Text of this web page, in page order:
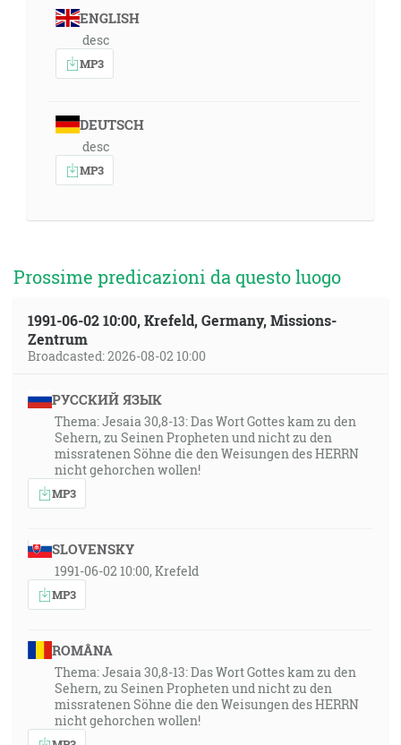
ENGLISH
desc
MP3
DEUTSCH
desc
MP3
Prossime predicazioni da questo luogo
1991-06-02 10:00, Krefeld, Germany, Missions-
Zentrum
Broadcasted: 2026-08-02 10:00
РУССКИЙ ЯЗЫК
Thema: Jesaia 30,8-13: Das Wort Gottes kam zu den
Sehern, zu Seinen Propheten und nicht zu den
missratenen Söhne die den Weisungen des HERRN
nicht gehorchen wollen!
MP3
SLOVENSKY
1991-06-02 10:00, Krefeld
MP3
ROMÂNA
Thema: Jesaia 30,8-13: Das Wort Gottes kam zu den
Sehern, zu Seinen Propheten und nicht zu den
missratenen Söhne die den Weisungen des HERRN
nicht gehorchen wollen!